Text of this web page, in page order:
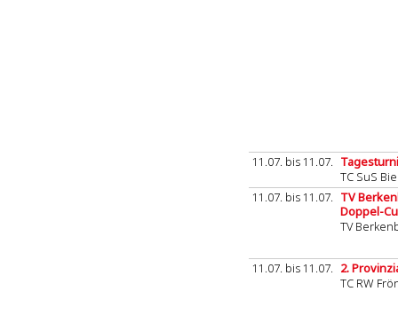
11.07. bis 11.07.
TC SuS
11.07. bis 11.07. TV
Doppel-
TV
11.07. bis 11.07. 2.
TC RW